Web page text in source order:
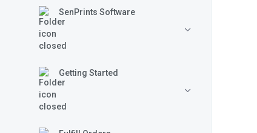
SenPrints Software
Getting Started